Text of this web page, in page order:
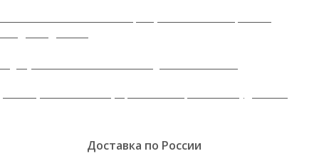
Доставка по России